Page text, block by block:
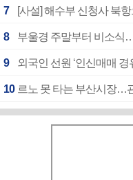
7 [사설] 해수부 신청사 북
8 부울경 주말부터 비소식
9 외국인 선원 ‘인신매매
10 르노 못 타는 부산시장…